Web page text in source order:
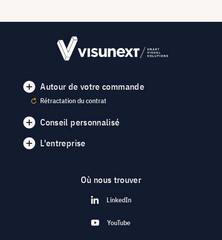
Autour de votre commande
Rétractation du contrat
Conseil personnalisé
L'entreprise
Où nous trouver
LinkedIn
YouTube